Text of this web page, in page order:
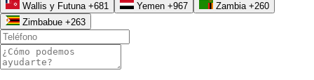
Wallis y Futuna +681 Yemen +967 Zambia +260
Zimbabue +263